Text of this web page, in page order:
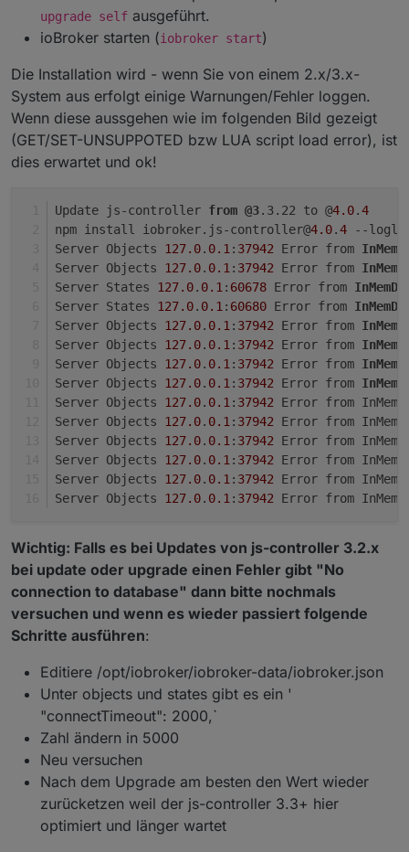
upgrade self ausgeführt.
ioBroker starten (iobroker start)
Die Installation wird - wenn Sie von einem 2.x/3.x-
System aus erfolgt einige Warnungen/Fehler loggen.
Wenn diese aussgehen wie im folgenden Bild gezeigt
(GET/SET-UNSUPPOTED bzw LUA script load error), ist
dies erwartet und ok!
Update js-controller from @3.3.22 to @4.0.4
npm install iobroker.js-controller@4.0.4 --
Server Objects 127.0. 0.1: 37942 Error from
Server Objects 127.0. 0.1: 37942 Error from
Server States 127.0. 0.1: 60678 Error from InMemDB
Server States 127.0. 0.1: 60680 Error from InMemDB
Server Objects 127.0. 0.1: 37942 Error from
Server Objects 127.0. 0.1: 37942 Error from
Server Objects 127.0. 0.1: 37942 Error from
Server Objects 127.0. 0.1: 37942 Error from
Server Objects 127.0. 0.1: 37942 Error from
Server Objects 127.0. 0.1: 37942 Error from
Server Objects 127.0. 0.1: 37942 Error from
Server Objects 127.0. 0.1: 37942 Error from
Server Objects 127.0. 0.1: 37942 Error from
Server Objects 127.0. 0.1: 37942 Error from
Wichtig: Falls es bei Updates von js-controller 3.2.x
bei update oder upgrade einen Fehler gibt "No
connection to database" dann bitte nochmals
versuchen und wenn es wieder passiert folgende
Schritte ausführen:
Editiere /opt/iobroker/iobroker-data/iobroker.json
Unter objects und states gibt es ein '
"connectTimeout": 2000,`
Zahl ändern in 5000
Neu versuchen
Nach dem Upgrade am besten den Wert wieder
zurücketzen weil der js-controller 3.3+ hier
optimiert und länger wartet